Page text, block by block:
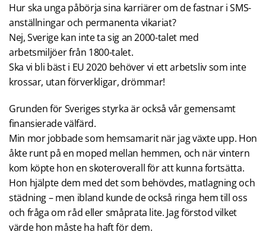
Hur ska unga påbörja sina karriärer om de fastnar i SMS-
anställningar och permanenta vikariat?
Nej, Sverige kan inte ta sig an 2000-talet med
arbetsmiljöer från 1800-talet.
Ska vi bli bäst i EU 2020 behöver vi ett arbetsliv som inte
krossar, utan förverkligar, drömmar!
Grunden för Sveriges styrka är också vår gemensamt
finansierade välfärd.
Min mor jobbade som hemsamarit när jag växte upp. Hon
åkte runt på en moped mellan hemmen, och när vintern
kom köpte hon en skoteroverall för att kunna fortsätta.
Hon hjälpte dem med det som behövdes, matlagning och
städning – men ibland kunde de också ringa hem till oss
och fråga om råd eller småprata lite. Jag förstod vilket
värde hon måste ha haft för dem.